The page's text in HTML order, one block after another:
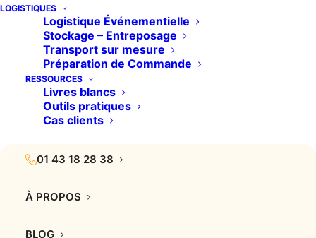
LOGISTIQUES
Logistique Événementielle
Stockage – Entreposage
Transport sur mesure
Préparation de Commande
RESSOURCES
Livres blancs
Outils pratiques
Cas clients
01 43 18 28 38
À PROPOS
BLOG
TRANSPORT SUR MESURE
POUR VOS ENVOIS